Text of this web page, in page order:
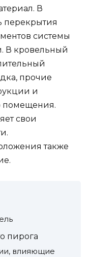
В
перекрытия
системы
В кровельный
прочие
и
помещения.
свои
также
пирога
влияющие